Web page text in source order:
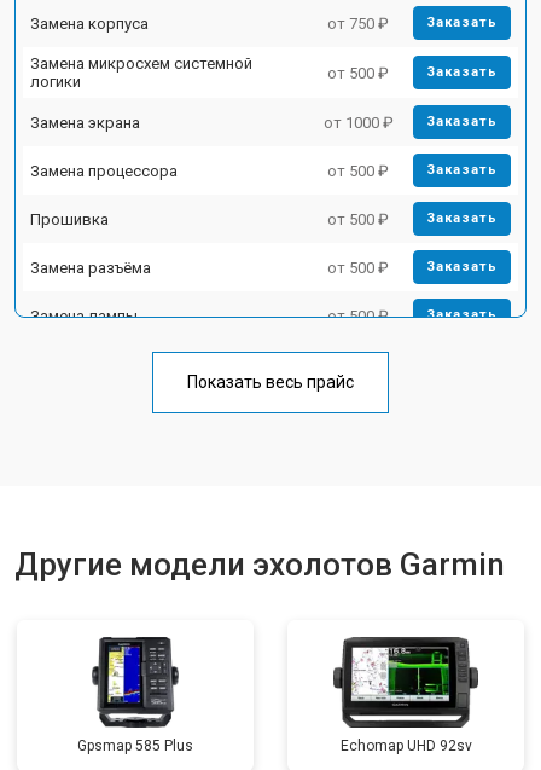
Замена корпуса от 750 ₽ Заказать
Замена микросхем системной
логики
от 500 ₽ Заказать
Замена экрана от 1000 ₽ Заказать
Замена процессора от 500 ₽ Заказать
Прошивка от 500 ₽ Заказать
Замена разъёма от 500 ₽ Заказать
Замена лампы от 500 ₽ Заказать
Показать весь прайс
Другие модели эхолотов Garmin
Gpsmap 585 Plus Echomap UHD 92sv